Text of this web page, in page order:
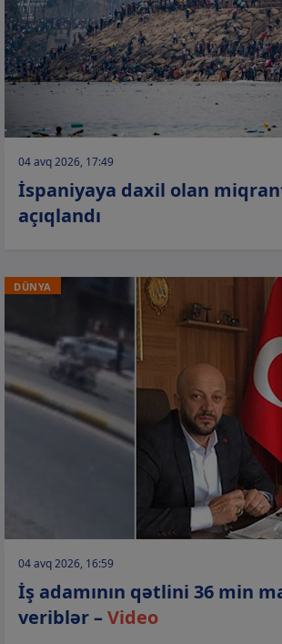
04 avq 2026, 17:49
İspaniyaya daxil olan
açıqlandı
DÜNYA
04 avq 2026, 16:59
İş adamının qətlini 36 min
veriblər –Video